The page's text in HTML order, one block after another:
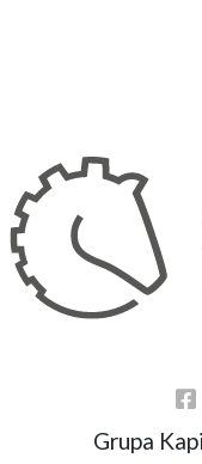
Grupa